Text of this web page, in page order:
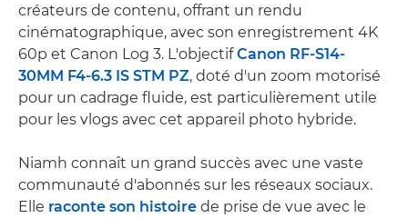
créateurs de contenu, offrant un rendu
cinématographique, avec son enregistrement 4K
60p et Canon Log 3. L'objectifCanon RF-S14-
30MM F4-6.3 IS STM PZ, doté d'un zoom motorisé
pour un cadrage fluide, est particulièrement utile
pour les vlogs avec cet appareil photo hybride.
Niamh connaît un grand succès avec une vaste
communauté d'abonnés sur les réseaux sociaux.
Elle raconte son histoire de prise de vue avec le